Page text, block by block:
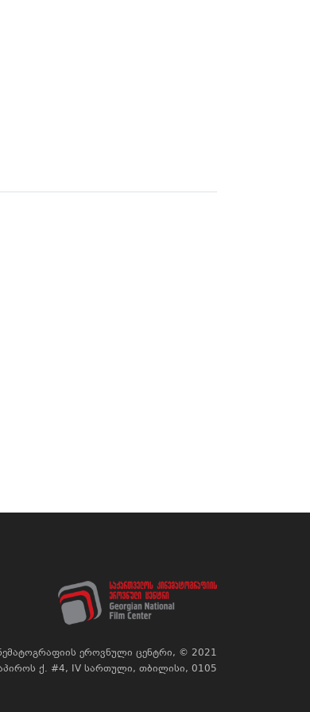
ეროვნული ცენტრი, © 2021
ქ. #4, IV სართული, თბილისი, 0105